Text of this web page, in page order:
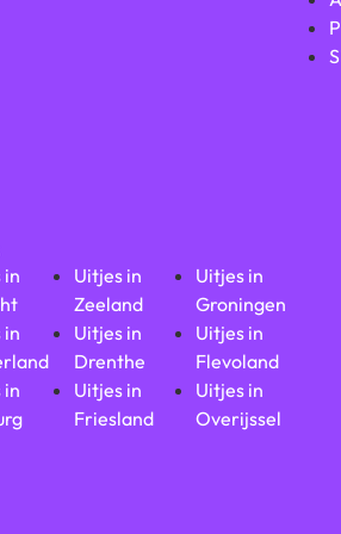
in
in
in
Uitjes in
Zeeland
Uitjes in
Drenthe
Uitjes in
Friesland
Uitjes in
Groningen
Uitjes in
Flevoland
Uitjes in
Overijssel